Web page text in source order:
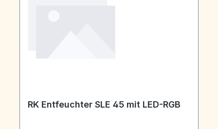
RK Entfeuchter SLE 45 mit LED-RGB